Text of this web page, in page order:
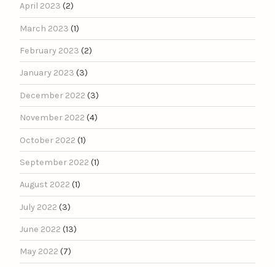
April 2023 (2)
March 2023 (1)
February 2023 (2)
January 2023 (3)
December 2022 (3)
November 2022 (4)
October 2022 (1)
September 2022 (1)
August 2022 (1)
July 2022 (3)
June 2022 (13)
May 2022 (7)